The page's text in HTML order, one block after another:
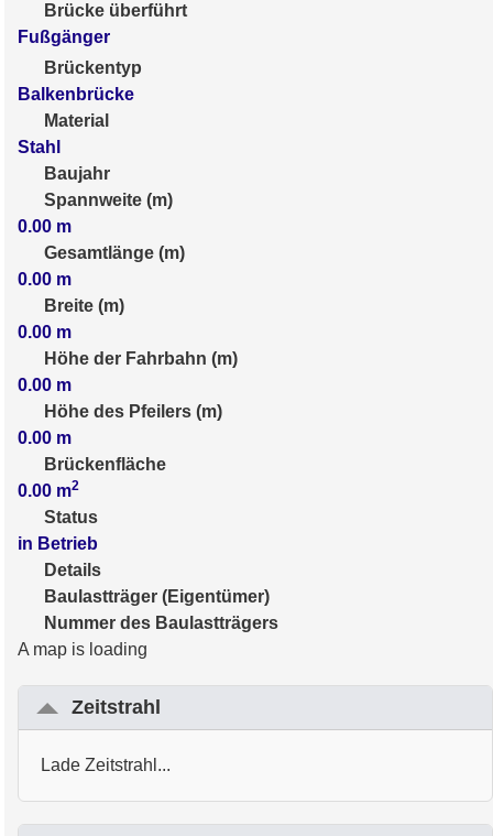
Brücke überführt
Fußgänger
Brückentyp
Balkenbrücke
Material
Stahl
Baujahr
Spannweite (m)
0.00 m
Gesamtlänge (m)
0.00 m
Breite (m)
0.00 m
Höhe der Fahrbahn (m)
0.00 m
Höhe des Pfeilers (m)
0.00 m
Brückenfläche
0.00 m2
Status
in Betrieb
Details
Baulastträger (Eigentümer)
Nummer des Baulastträgers
A map is loading
Zeitstrahl
Lade Zeitstrahl...